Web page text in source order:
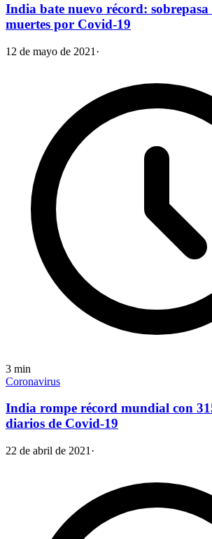
India bate nuevo récord: sobrepasa
muertes por Covid-19
12 de mayo de 2021 ·
3 min
Coronavirus
India rompe récord mundial con
diarios de Covid-19
22 de abril de 2021 ·